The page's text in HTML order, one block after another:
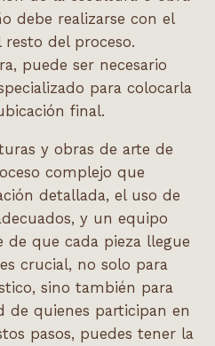
debe realizarse con el
del proceso.
puede ser necesario
para colocarla
final.
y obras de arte de
complejo que
detallada, el uso de
y un equipo
de que cada pieza llegue
crucial, no solo para
sino también para
de quienes participan en
pasos, puedes tener la